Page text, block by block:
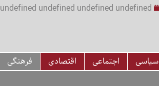
undefined undefined undefined undefined | ساعت undefined:undefined
سیاسی اجتماعی اقتصادی فرهنگی